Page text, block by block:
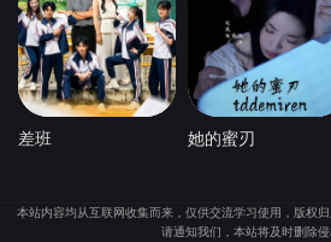
差班 她的蜜刃
本站内容均从互联网收集而来，仅供交流学习使用，版权
请通知我们，本站将及时删除侵